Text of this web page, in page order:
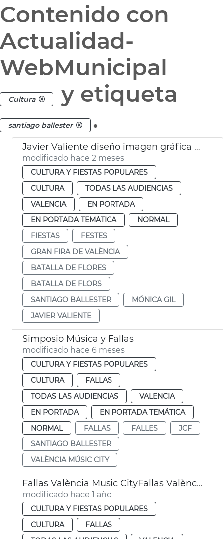
Contenido con
Actualidad-
WebMunicipal
Cultura y etiqueta
santiago ballester .
Javier Valiente diseño imagen gráfica Gran Fira València
modificado hace 2 meses
CULTURA Y FIESTAS POPULARES
CULTURA
TODAS LAS AUDIENCIAS
VALENCIA
EN PORTADA
EN PORTADA TEMÁTICA
NORMAL
FIESTAS
FESTES
GRAN FIRA DE VALÈNCIA
BATALLA DE FLORES
BATALLA DE FLORS
SANTIAGO BALLESTER
MÓNICA GIL
JAVIER VALIENTE
Simposio Música y Fallas
modificado hace 6 meses
CULTURA Y FIESTAS POPULARES
CULTURA
FALLAS
TODAS LAS AUDIENCIAS
VALENCIA
EN PORTADA
EN PORTADA TEMÁTICA
NORMAL
FALLAS FALLES
JCF
SANTIAGO BALLESTER
VALÈNCIA MÚSIC CITY
Fallas València Music CityFallas València Music City
modificado hace 1 año
CULTURA Y FIESTAS POPULARES
CULTURA
FALLAS